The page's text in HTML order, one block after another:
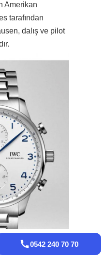
Amerikan
tarafından
dalış ve pilot
0542 240 70 70